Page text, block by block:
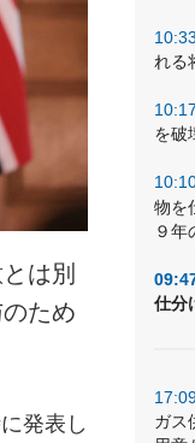
10:33
れる
10:17
を破
物を
９年
仕分
ガス
は別
ため
発表し